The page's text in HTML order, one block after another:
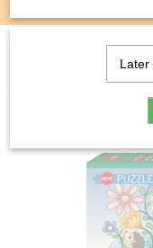
Spellen &
Legpuzzel (500)
Later